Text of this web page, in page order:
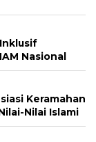
Nasional
Keramahan
Nilai Islami